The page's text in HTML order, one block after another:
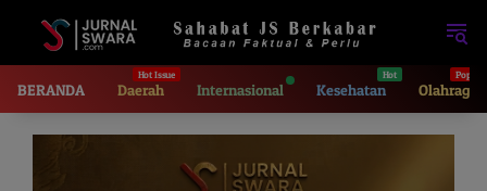
BERANDA Daerah Internasional Kesehatan Olahraga